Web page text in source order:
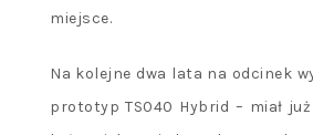
miejsce.
Na kolejne dwa lata na odcinek
prototyp TS040 Hybrid – miał